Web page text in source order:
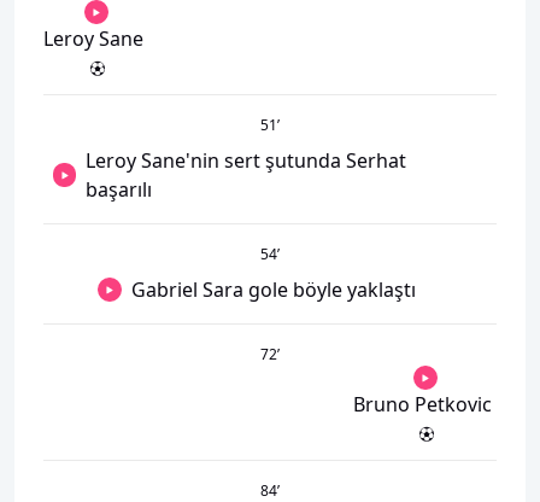
Leroy Sane
51’
Leroy Sane'nin sert şutunda Serhat
başarılı
54’
Gabriel Sara gole böyle yaklaştı
72’
Bruno Petkovic
84’